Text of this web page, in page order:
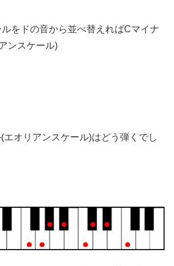
をドの音から並べ替えればCマイナ
ンスケール)
エオリアンスケール)はどう弾くでし